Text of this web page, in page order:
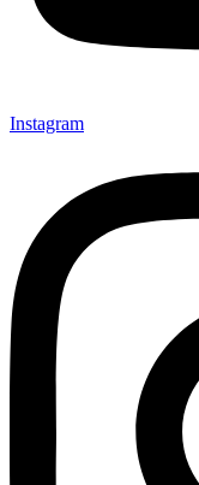
Instagram